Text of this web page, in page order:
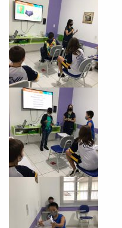
Você é aluno inFlux?
Sim